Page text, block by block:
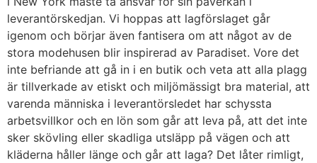
leverantörskedjan. Vi hoppas att lagförslaget går
igenom och börjar även fantisera om att något av de
stora modehusen blir inspirerad av Paradiset. Vore det
inte befriande att gå in i en butik och veta att alla plagg
är tillverkade av etiskt och miljömässigt bra material, att
varenda människa i leverantörsledet har schyssta
arbetsvillkor och en lön som går att leva på, att det inte
sker skövling eller skadliga utsläpp på vägen och att
kläderna håller länge och går att laga? Det låter rimligt,